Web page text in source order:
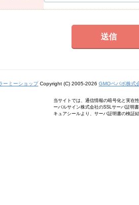
ーミーショップCopyright (C) 2005-2026 GMOペパボ株式
当サイトでは、通信情報の暗号化と実在
ーバルサイン株式会社のSSLサーバ証明
キュアシールより、サーバ証明書の検証